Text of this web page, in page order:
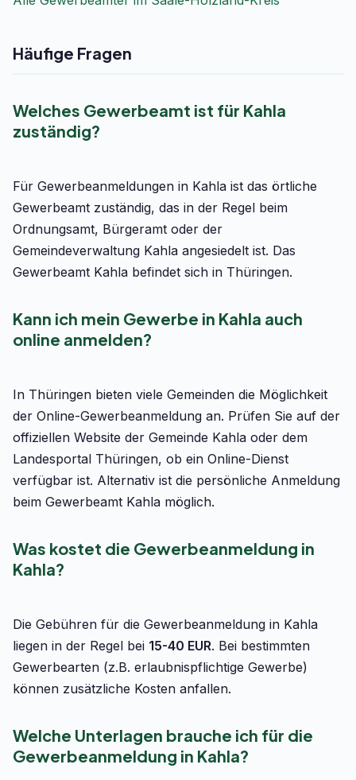
Häufige Fragen
Welches Gewerbeamt ist für Kahla
zuständig?
Für Gewerbeanmeldungen in Kahla ist das örtliche
Gewerbeamt zuständig, das in der Regel beim
Ordnungsamt, Bürgeramt oder der
Gemeindeverwaltung Kahla angesiedelt ist. Das
Gewerbeamt Kahla befindet sich in Thüringen.
Kann ich mein Gewerbe in Kahla auch
online anmelden?
In Thüringen bieten viele Gemeinden die Möglichkeit
der Online-Gewerbeanmeldung an. Prüfen Sie auf der
offiziellen Website der Gemeinde Kahla oder dem
Landesportal Thüringen, ob ein Online-Dienst
verfügbar ist. Alternativ ist die persönliche Anmeldung
beim Gewerbeamt Kahla möglich.
Was kostet die Gewerbeanmeldung in
Kahla?
Die Gebühren für die Gewerbeanmeldung in Kahla
liegen in der Regel bei 15-40 EUR. Bei bestimmten
Gewerbearten (z.B. erlaubnispflichtige Gewerbe)
können zusätzliche Kosten anfallen.
Welche Unterlagen brauche ich für die
Gewerbeanmeldung in Kahla?